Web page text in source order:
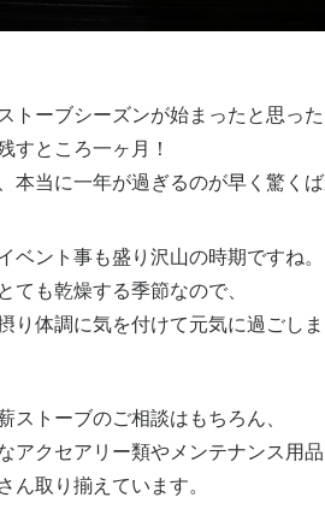
トーブシーズンが始まったと思った
すところ一ヶ月！
本当に一年が過ぎるのが早く驚くば
ベント事も盛り沢山の時期ですね。
ても乾燥する季節なので、
り体調に気を付けて元気に過ごしま
ストーブのご相談はもちろん、
アクセアリー類やメンテナンス用品
ん取り揃えています。